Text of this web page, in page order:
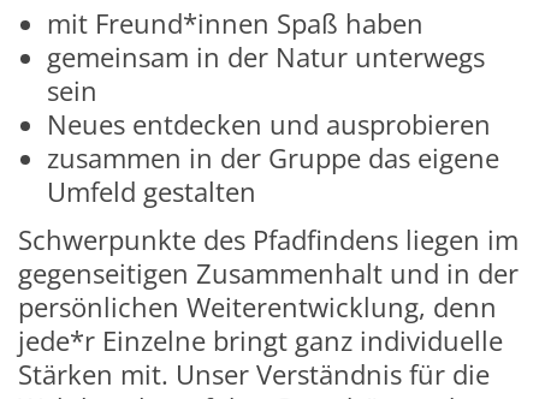
mit Freund*innen Spaß haben
gemeinsam in der Natur unterwegs
sein
Neues entdecken und ausprobieren
zusammen in der Gruppe das eigene
Umfeld gestalten
Schwerpunkte des Pfadfindens liegen im
gegenseitigen Zusammenhalt und in der
persönlichen Weiterentwicklung, denn
jede*r Einzelne bringt ganz individuelle
Stärken mit. Unser Verständnis für die